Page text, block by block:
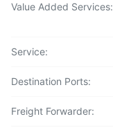
Value Added Services:
Service:
Destination Ports:
Freight Forwarder: